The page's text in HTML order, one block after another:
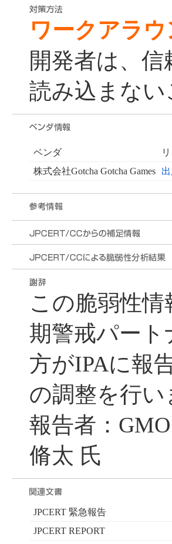
ワークアラ
開発者は、
読み込まな
ベンダ
株式会社Gotcha Gotcha Games
この脆弱性
期警戒パー
方がIPAに報
の調整を行い
報告者：
脩太 氏
JPCERT 緊急報告
JPCERT REPORT